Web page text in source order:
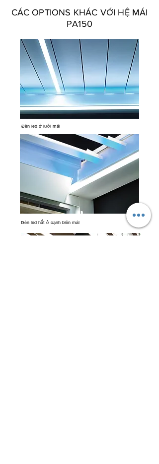
CÁC OPTIONS KHÁC VỚI HỆ MÁI
PA150
Đèn led ở lưỡi mái
Đèn led hắt ở cạnh biên mái